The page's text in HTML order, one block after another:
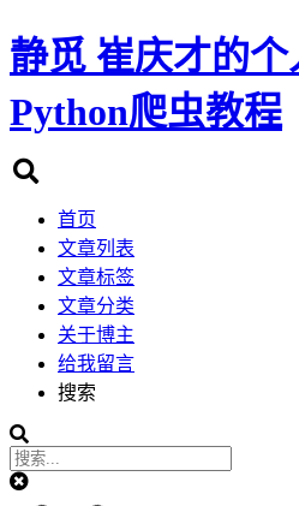
静觅 崔庆才的个
Python爬虫教程
首页
文章列表
文章标签
文章分类
关于博主
给我留言
搜索